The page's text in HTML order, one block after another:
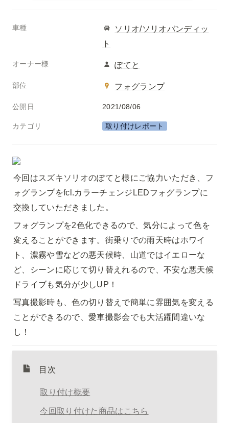
車種
ソリオ/ソリオバンディッ
ト
オーナー様 ぽてと
部位 フォグランプ
公開日 2021/08/06
カテゴリ 取り付けレポート
今回はスズキソリオのぽてと様にご協力いただき、フ
ォグランプをfcl.カラーチェンジLEDフォグランプに
交換していただきました。
フォグランプを2色化できるので、気分によって色を
変えることができます。街乗りでの雨天時はホワイ
ト、濃霧や雪などの悪天候時、山道ではイエローな
ど、シーンに応じて切り替えれるので、不安な悪天候
ドライブも気分が少しUP！
写真撮影時も、色の切り替えで簡単に雰囲気を変える
ことができるので、愛車撮影会でも大活躍間違いな
し！
目次
取り付け概要
今回取り付けた商品はこちら